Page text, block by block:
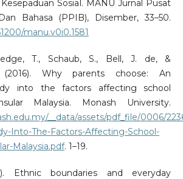
Sosial. MANU Jurnal Pusat
Bahasa (PPIB), Disember, 33–50.
manu.v0i0.1581
T., Schaub, S., Bell, J. de, &
Why parents choose: An
into the factors affecting school
Malaysia. Monash University.
__data/assets/pdf_file/0006/
Into-The-Factors-Affecting-School-
Malaysia.pdf. 1–19.
Ethnic boundaries and everyday